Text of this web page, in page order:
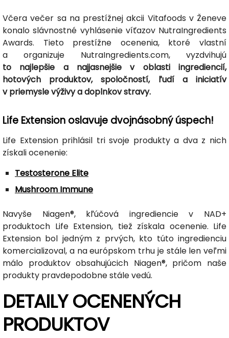
Včera večer sa na prestížnej akcii Vitafoods v Ženeve
konalo slávnostné vyhlásenie víťazov NutraIngredients
Awards. Tieto prestížne ocenenia, ktoré vlastní
a organizuje NutraIngredients.com, vyzdvihujú
to najlepšie a najjasnejšie v oblasti ingrediencií,
hotových produktov, spoločností, ľudí a iniciatív
v priemysle výživy a doplnkov stravy.
Life Extension oslavuje dvojnásobný úspech!
Life Extension prihlásil tri svoje produkty a dva z nich
získali ocenenie:
Testosterone Elite
Mushroom Immune
Navyše Niagen®, kľúčová ingrediencie v NAD+
produktoch Life Extension, tiež získala ocenenie. Life
Extension bol jedným z prvých, kto túto ingredienciu
komercializoval, a na európskom trhu je stále len veľmi
málo produktov obsahujúcich Niagen®, pričom naše
produkty pravdepodobne stále vedú.
DETAILY OCENENÝCH
PRODUKTOV